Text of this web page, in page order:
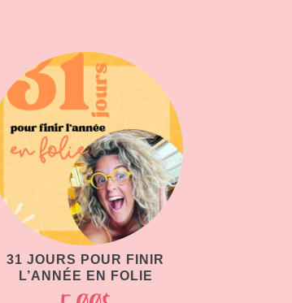
31 JOURS POUR FINIR
L’ANNÉE EN FOLIE